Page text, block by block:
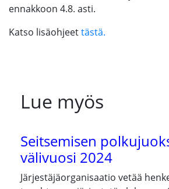
ennakkoon 4.8. asti.
Katso lisäohjeettästä.
Lue myös
Seitsemisen
välivuosi 2024
Järjestäjäorganisaatio vetää